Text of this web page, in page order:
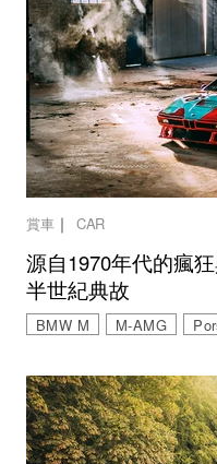
賞車｜ CAR
源自1970年代的瘋
半世紀典故
BMW M M-AMG